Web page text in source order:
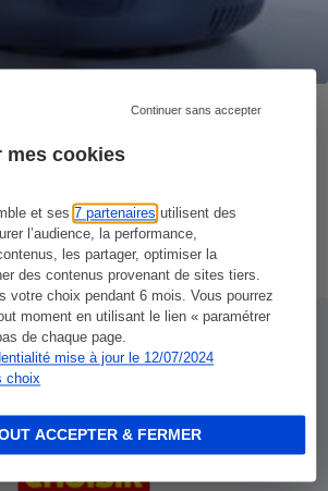
mes cookies
et ses7 partenaires utilisent des
l’audience, la performance,
les partager, optimiser la
des contenus provenant de sites tiers.
votre choix pendant 6 mois. Vous pourrez
moment en utilisant le lien « paramétrer
de chaque page.
mise à jour le 12/07/2024
choix
Continuer sans accepter
ACCEPTER & FERMER
- Le Spoutnik en vidéo
Spoutnik de Brandt se
travail, classiquement, mais
par son…